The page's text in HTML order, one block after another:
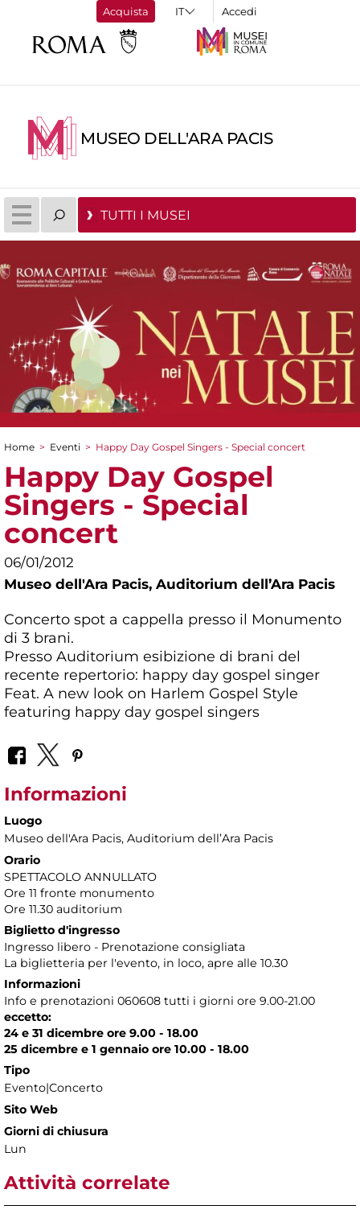
Acquista Accedi
MUSEO DELL'ARA PACIS
TUTTI I MUSEI
Tu sei qui
Home > Eventi > Happy Day Gospel Singers - Special concert
Happy Day Gospel
Singers - Special
concert
06/01/2012
Museo dell'Ara Pacis, Auditorium dell’Ara Pacis
Concerto spot a cappella presso il Monumento
di 3 brani.
Presso Auditorium esibizione di brani del
recente repertorio: happy day gospel singer
Feat. A new look on Harlem Gospel Style
featuring happy day gospel singers
Informazioni
Luogo
Museo dell'Ara Pacis, Auditorium dell’Ara Pacis
Orario
SPETTACOLO ANNULLATO
Ore 11 fronte monumento
Ore 11.30 auditorium
Biglietto d'ingresso
Ingresso libero - Prenotazione consigliata
La biglietteria per l'evento, in loco, apre alle 10.30
Informazioni
Info e prenotazioni 060608 tutti i giorni ore 9.00-21.00
eccetto:
24 e 31 dicembre ore 9.00 - 18.00
25 dicembre e 1 gennaio ore 10.00 - 18.00
Tipo
Evento|Concerto
Sito Web
Giorni di chiusura
Lun
Attività correlate